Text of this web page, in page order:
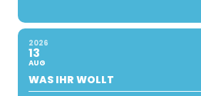
2026
13
AUG
WAS IHR WOLLT